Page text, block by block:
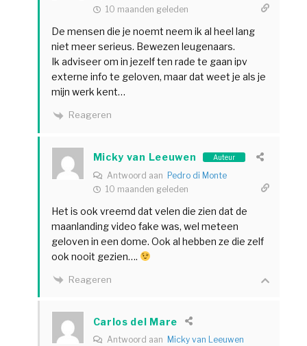
10 maanden geleden
De mensen die je noemt neem ik al heel lang
niet meer serieus. Bewezen leugenaars.
Ik adviseer om in jezelf ten rade te gaan ipv
externe info te geloven, maar dat weet je als je
mijn werk kent…
Reageren
Micky van Leeuwen Auteur
Antwoord aan Pedro di Monte
10 maanden geleden
Het is ook vreemd dat velen die zien dat de
maanlanding video fake was, wel meteen
geloven in een dome. Ook al hebben ze die zelf
ook nooit gezien….
Reageren
Carlos del Mare
Antwoord aan Micky van Leeuwen